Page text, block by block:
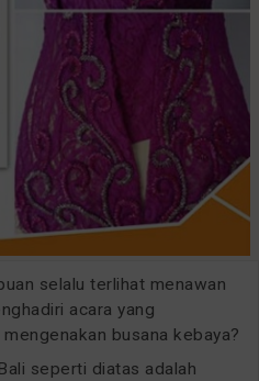
selalu terlihat menawan
acara yang
busana kebaya?
seperti diatas adalah